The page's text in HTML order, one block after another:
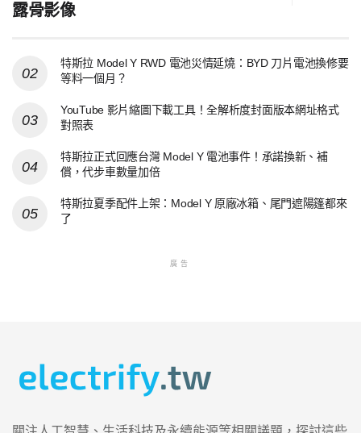
露骨影像
特斯拉 Model Y RWD 電池災情延燒：BYD 刀片電池換修要
等料一個月？
YouTube 影片縮圖下載工具！全解析度封面版本網址格式
對照表
特斯拉正式回應台灣 Model Y 電池事件！承諾換新、補
償，代步車數量加倍
特斯拉夏季配件上架：Model Y 原廠冰箱、尾門遮陽篷都來
了
廣告